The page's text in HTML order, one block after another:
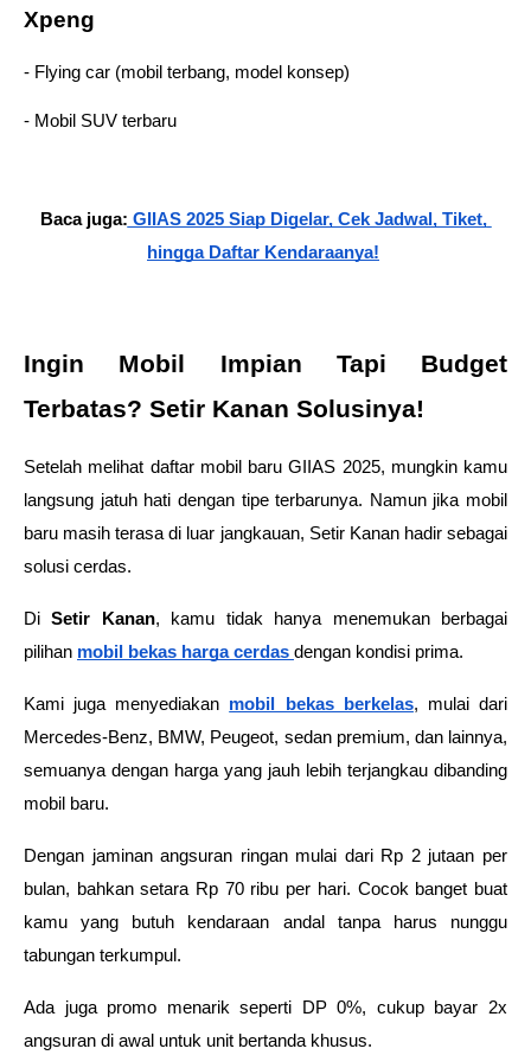
Xpeng
- Flying car (mobil terbang, model konsep)
- Mobil SUV terbaru
Baca juga: GIIAS 2025 Siap Digelar, Cek Jadwal, Tiket,
hingga Daftar Kendaraanya!
Ingin Mobil Impian Tapi Budget
Terbatas? Setir Kanan Solusinya!
Setelah melihat daftar mobil baru GIIAS 2025, mungkin kamu
langsung jatuh hati dengan tipe terbarunya. Namun jika mobil
baru masih terasa di luar jangkauan, Setir Kanan hadir sebagai
solusi cerdas.
Di Setir Kanan, kamu tidak hanya menemukan berbagai
pilihan mobil bekas harga cerdas dengan kondisi prima.
Kami juga menyediakan mobil bekas berkelas, mulai dari
Mercedes-Benz, BMW, Peugeot, sedan premium, dan lainnya,
semuanya dengan harga yang jauh lebih terjangkau dibanding
mobil baru.
Dengan jaminan angsuran ringan mulai dari Rp 2 jutaan per
bulan, bahkan setara Rp 70 ribu per hari. Cocok banget buat
kamu yang butuh kendaraan andal tanpa harus nunggu
tabungan terkumpul.
Ada juga promo menarik seperti DP 0%, cukup bayar 2x
angsuran di awal untuk unit bertanda khusus.